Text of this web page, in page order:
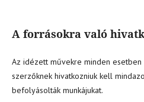
A forrásokra való
Az idézett művekre minden esetben
szerzőknek hivatkozniuk kell
befolyásolták munkájukat.